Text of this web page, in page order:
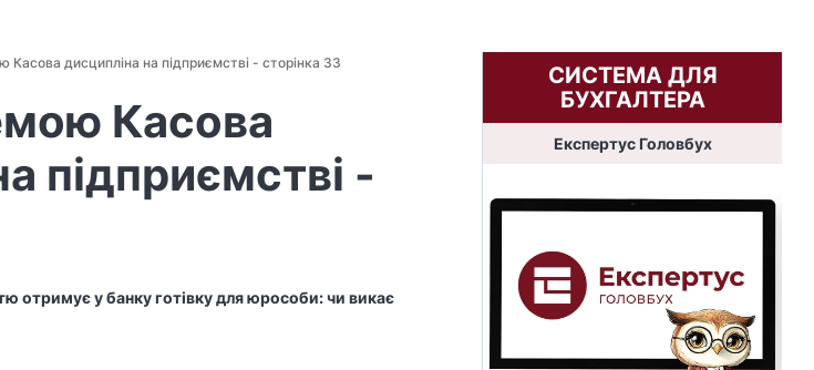
Касова дисципліна на підприємстві - сторінка 33
Касова
підприємстві -
отримує у банку готівку для юрособи: чи викає
СИСТЕМА ДЛЯ
БУХГАЛТЕРА
Експертус Головбух